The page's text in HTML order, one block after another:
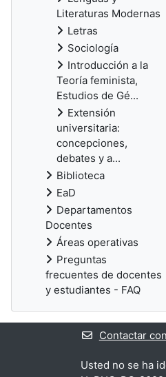
Literaturas Modernas
Letras
Sociología
Introducción a la
Teoría feminista,
Estudios de Gé...
Extensión
universitaria:
concepciones,
debates y a...
Biblioteca
EaD
Departamentos
Docentes
Áreas operativas
Preguntas
frecuentes de docentes
y estudiantes - FAQ
Contactar
Usted no se ha